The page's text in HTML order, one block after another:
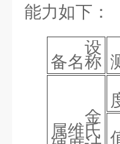
能力如下：
设
备名称
金
属维氏